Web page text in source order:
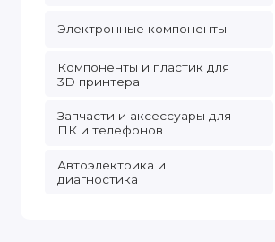
Электронные компоненты
Компоненты и пластик для
3D принтера
Запчасти и аксессуары для
ПК и телефонов
Автоэлектрика и
диагностика